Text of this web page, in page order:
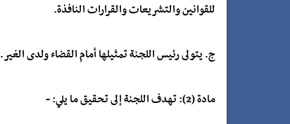
للقوانين والتشريعات والقرارات النافذة.
ج. يتولى رئيس اللجنة تمثيلها أمام القضاء ولدى الغير.
مادة (2): تهدف اللجنة إلى تحقيق ما يلي: -